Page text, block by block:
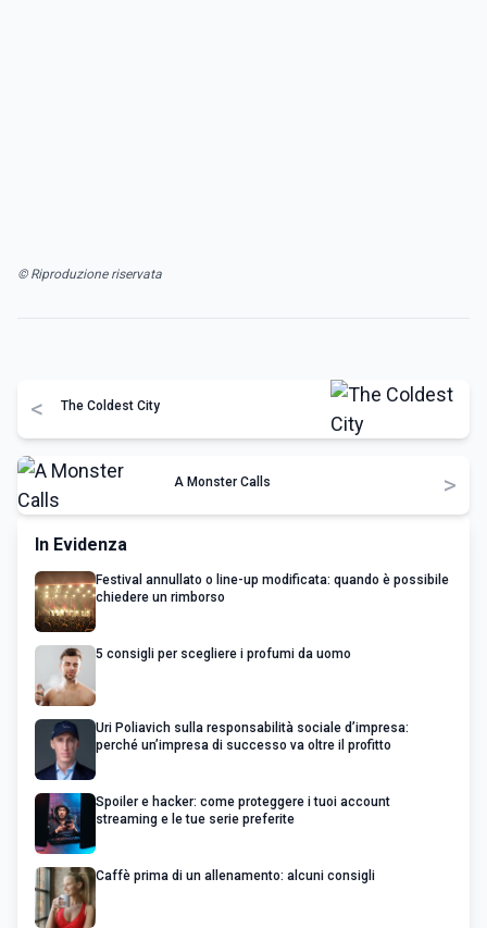
© Riproduzione riservata
< The Coldest City
A Monster Calls >
In Evidenza
Festival annullato o line-up modificata: quando è possibile
chiedere un rimborso
5 consigli per scegliere i profumi da uomo
Uri Poliavich sulla responsabilità sociale d’impresa:
perché un’impresa di successo va oltre il profitto
Spoiler e hacker: come proteggere i tuoi account
streaming e le tue serie preferite
Caffè prima di un allenamento: alcuni consigli